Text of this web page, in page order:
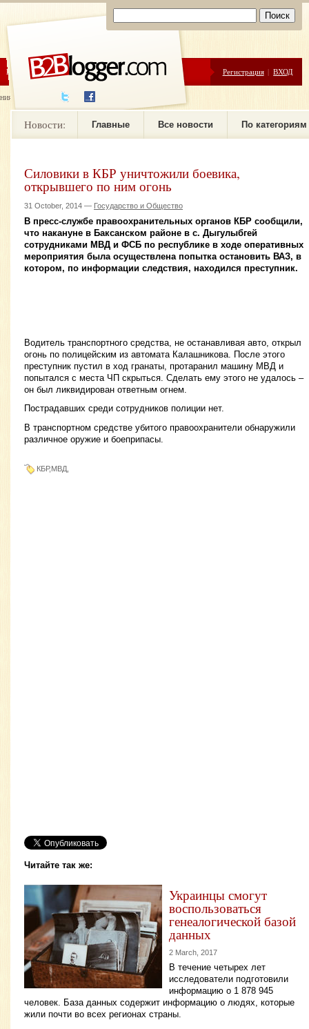
ЦЕНЫ ПОМОЩЬ Регистрация | ВХОД
новостей
Новости: Главные Все новости По категориям
Силовики в КБР уничтожили боевика,
открывшего по ним огонь
31 October, 2014 — Государство и Общество
В пресс-службе правоохранительных органов КБР сообщили,
что накануне в Баксанском районе в с. Дыгулыбгей
сотрудниками МВД и ФСБ по республике в ходе оперативных
мероприятия была осуществлена попытка остановить ВАЗ, в
котором, по информации следствия, находился преступник.
Водитель транспортного средства, не останавливая авто, открыл
огонь по полицейским из автомата Калашникова. После этого
преступник пустил в ход гранаты, протаранил машину МВД и
попытался с места ЧП скрыться. Сделать ему этого не удалось –
он был ликвидирован ответным огнем.
Пострадавших среди сотрудников полиции нет.
В транспортном средстве убитого правоохранители обнаружили
различное оружие и боеприпасы.
КБР,МВД,
Читайте так же:
Украинцы смогут
воспользоваться
генеалогической базой
данных
2 March, 2017
В течение четырех лет
исследователи подготовили
информацию о 1 878 945
человек. База данных содержит информацию о людях, которые
жили почти во всех регионах страны.